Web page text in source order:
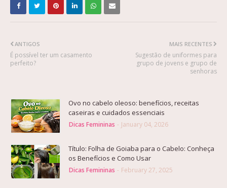
MAIS RECENTES
Sugestão de uniformes para
grupo de jovens e grupo de
senhoras
ANTIGOS
É possível ter um casamento
perfeito?
Ovo no cabelo oleoso: benefícios, receitas
caseiras e cuidados essenciais
Dicas Femininas - January 04, 2026
Título: Folha de Goiaba para o Cabelo: Conheça
os Benefícios e Como Usar
Dicas Femininas - February 27, 2025